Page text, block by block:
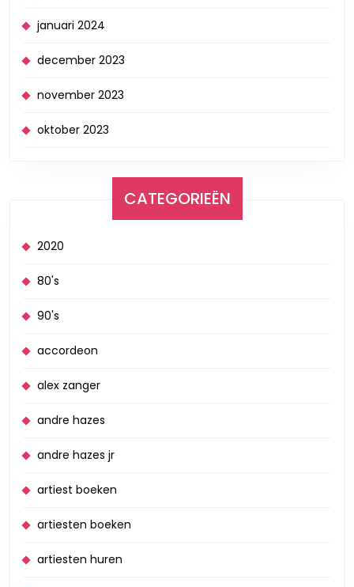
januari 2024
december 2023
november 2023
oktober 2023
CATEGORIEËN
2020
80's
90's
accordeon
alex zanger
andre hazes
andre hazes jr
artiest boeken
artiesten boeken
artiesten huren